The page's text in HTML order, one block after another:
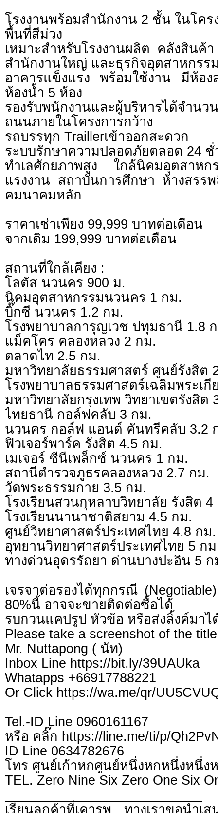
โรงงานพร้อมสำนักงาน 2 ชั้น ในโคร
พื้นที่สีม่วง
เหมาะสำหรับโรงงานผลิต คลังสินค้
สำนักงานใหญ่ และธุรกิจอุตสาหกรร
อาคารแข็งแรง พร้อมใช้งาน มีห้อ
ห้องน้ำ 5 ห้อง
รองรับพนักงานและผู้บริหารได้จำนว
ถนนภายในโครงการกว้าง
รถบรรทุก Traillerเข้าออกสะดวก
ระบบรักษาความปลอดภัยตลอด 24 ชั่
ทำเลศักยภาพสูง ใกล้นิคมอุตสาห
แรงงาน สถาบันการศึกษา ห้างสรร
คมนาคมหลัก
ราคาเช่าเพียง 99,999 บาทต่อเดือน
จากเดิม 199,999 บาทต่อเดือน
สถานที่ใกล้เคียง :
โลตัส นวนคร 900 ม.
นิคมอุตสาหกรรมนวนคร 1 กม.
บิ๊กซี นวนคร 1.2 กม.
โรงพยาบาลการุญเวช ปทุมธานี 1.8
แม็คโคร คลองหลวง 2 กม.
ตลาดไท 2.5 กม.
มหาวิทยาลัยธรรมศาสตร์ ศูนย์รังสิต
โรงพยาบาลธรรมศาสตร์เฉลิมพระเกี
มหาวิทยาลัยกรุงเทพ วิทยาเขตรังสิต
ไทยธานี กอล์ฟคลับ 3 กม.
นวนคร กอล์ฟ แอนด์ คันทรีคลับ 3.2
ฟิวเจอร์พาร์ค รังสิต 4.5 กม.
เมเจอร์ ซีนีเพล็กซ์ นวนคร 1 กม.
สถานีตำรวจภูธรคลองหลวง 2.7 กม.
วัดพระธรรมกาย 3.5 กม.
โรงเรียนสวนกุหลาบวิทยาลัย รังสิต 4
โรงเรียนนานาชาติสยาม 4.5 กม.
ศูนย์วิทยาศาสตร์ประเทศไทย 4.8 กม.
อุทยานวิทยาศาสตร์ประเทศไทย 5 ก
ทางด่วนอุดรรัถยา ด่านบางปะอิน 5 ก
เจรจาต่อรองได้ทุกกรณี
80%นี้ อาจจะขายติดต่อซื้อได้
รบกวนแคปรูป หัวข้อ หรือส่งลิ้งค์มาไ
Please take a screenshot of the
Mr. Nuttapong ( นัท)
Inbox Line https://bit.ly/39UAUka
Whatapps +66917788221
Or Click https://wa.me/qr/
Tel.-ID Line 0960161167
หรือ คลิ๊ก https://line.me/ti/p/
ID Line 0634782676
โทร ศูนย์เก้าหกศูนย์หนึ่งหกหนึ่งหนึ่ง
TEL. Zero Nine Six Zero One Six
เรียนลูกค้าที่เคารพ ทางเราขอนำเ